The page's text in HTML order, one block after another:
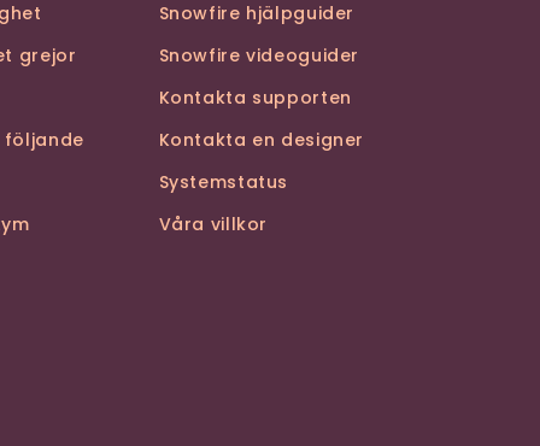
grejor
följande
Snowfire hjälpguider
Snowfire videoguider
Kontakta supporten
Kontakta en designer
Systemstatus
Våra villkor